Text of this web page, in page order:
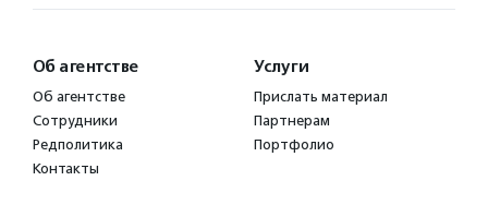
Об агентстве
Об агентстве
Сотрудники
Редполитика
Контакты
Услуги
Прислать материал
Партнерам
Портфолио